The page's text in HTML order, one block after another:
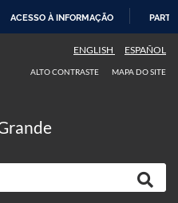
ACESSO À INFORMAÇÃO
ENGLISH ESPAÑOL
ALTO CONTRASTE MAPA DO SITE